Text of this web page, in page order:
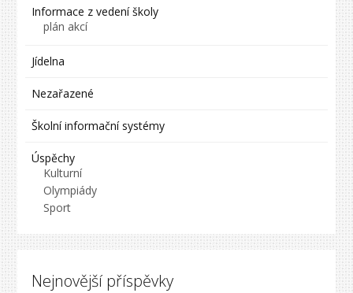
Informace z vedení školy
plán akcí
Jídelna
Nezařazené
Školní informační systémy
Úspěchy
Kulturní
Olympiády
Sport
Nejnovější příspěvky